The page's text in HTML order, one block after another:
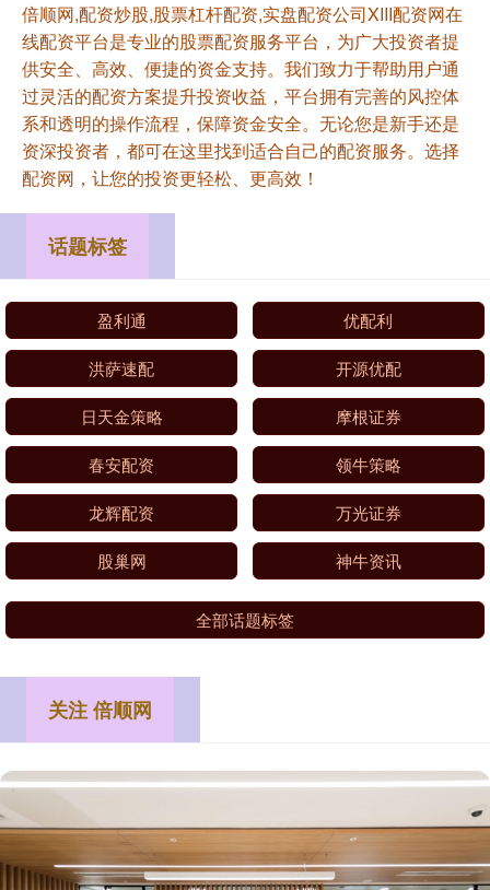
倍顺网,配资炒股,股票杠杆配资,实盘配资公司XIII‌配资网在
线配资平台是专业的股票配资服务平台，为广大投资者提
供安全、高效、便捷的资金支持。我们致力于帮助用户通
过灵活的配资方案提升投资收益，平台拥有完善的风控体
系和透明的操作流程，保障资金安全。无论您是新手还是
资深投资者，都可在这里找到适合自己的配资服务。选择
配资网，让您的投资更轻松、更高效！
话题标签
盈利通 优配利
洪萨速配 开源优配
日天金策略 摩根证券
春安配资 领牛策略
龙辉配资 万光证券
股巢网 神牛资讯
全部话题标签
关注 倍顺网